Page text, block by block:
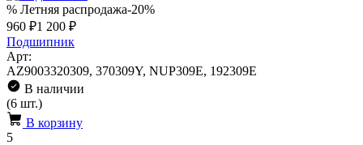
% Летняя распродажа-20%
960 ₽1 200 ₽
Подшипник
Арт:
AZ9003320309, 370309Y, NUP309E, 192309E
В наличии
(6 шт.)
В корзину
5